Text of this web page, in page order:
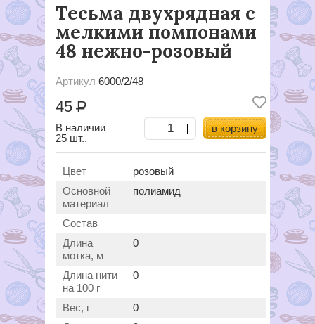
Тесьма двухрядная с
мелкими помпонами
48 нежно-розовый
Артикул 6000/2/48
45Р
В наличии
25 шт..
в корзину
Цвет
розовый
Основной
материал
полиамид
Состав
Длина
мотка, м
0
Длина нити
на 100 г
0
Вес, г
0